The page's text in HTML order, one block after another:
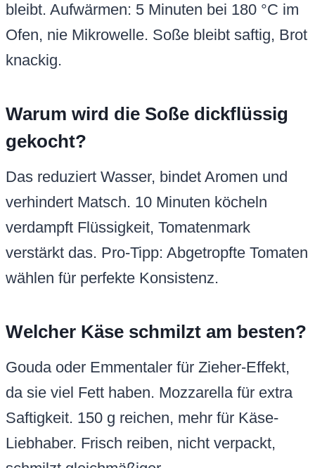
bleibt. Aufwärmen: 5 Minuten bei 180 °C im
Ofen, nie Mikrowelle. Soße bleibt saftig, Brot
knackig.
Warum wird die Soße dickflüssig
gekocht?
Das reduziert Wasser, bindet Aromen und
verhindert Matsch. 10 Minuten köcheln
verdampft Flüssigkeit, Tomatenmark
verstärkt das. Pro-Tipp: Abgetropfte Tomaten
wählen für perfekte Konsistenz.
Welcher Käse schmilzt am besten?
Gouda oder Emmentaler für Zieher-Effekt,
da sie viel Fett haben. Mozzarella für extra
Saftigkeit. 150 g reichen, mehr für Käse-
Liebhaber. Frisch reiben, nicht verpackt,